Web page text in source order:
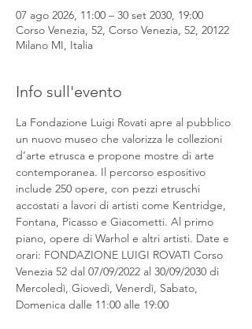
07 ago 2026, 11:00 – 30 set 2030, 19:00
Corso Venezia, 52, Corso Venezia, 52, 20122
Milano MI, Italia
Info sull'evento
La Fondazione Luigi Rovati apre al pubblico
un nuovo museo che valorizza le collezioni
d’arte etrusca e propone mostre di arte
contemporanea. Il percorso espositivo
include 250 opere, con pezzi etruschi
accostati a lavori di artisti come Kentridge,
Fontana, Picasso e Giacometti. Al primo
piano, opere di Warhol e altri artisti. Date e
orari: FONDAZIONE LUIGI ROVATI Corso
Venezia 52 dal 07/09/2022 al 30/09/2030 di
Mercoledì, Giovedì, Venerdì, Sabato,
Domenica dalle 11:00 alle 19:00